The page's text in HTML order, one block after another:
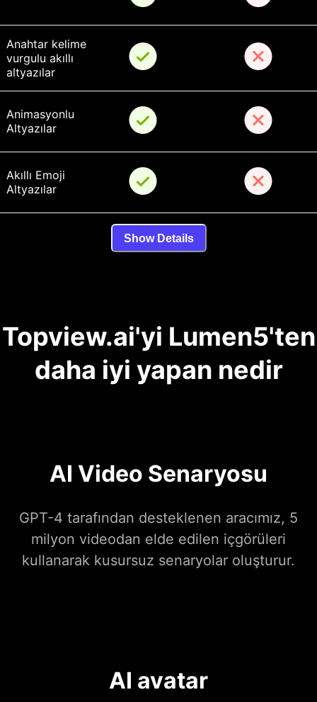
Anahtar kelime
vurgulu akıllı
altyazılar
Animasyonlu
Altyazılar
Akıllı Emoji
Altyazılar
Show Details
Topview.ai'yi Lumen5'ten
daha iyi yapan nedir
AI Video Senaryosu
GPT-4 tarafından desteklenen aracımız, 5
milyon videodan elde edilen içgörüleri
kullanarak kusursuz senaryolar oluşturur.
AI avatar